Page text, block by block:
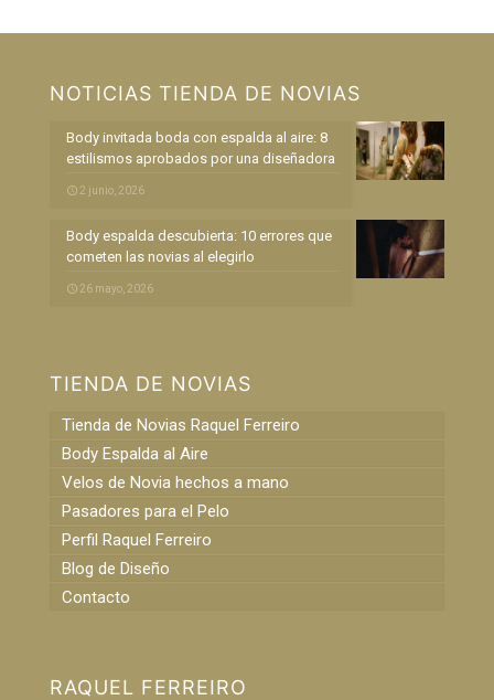
NOTICIAS TIENDA DE NOVIAS
Body invitada boda con espalda al aire: 8
estilismos aprobados por una diseñadora
2 junio, 2026
Body espalda descubierta: 10 errores que
cometen las novias al elegirlo
26 mayo, 2026
TIENDA DE NOVIAS
Tienda de Novias Raquel Ferreiro
Body Espalda al Aire
Velos de Novia hechos a mano
Pasadores para el Pelo
Perfil Raquel Ferreiro
Blog de Diseño
Contacto
RAQUEL FERREIRO